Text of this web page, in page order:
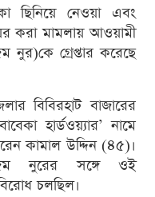
ছিনিয়ে নেওয়া এবং
করা মামলায় আওয়ামী
গ্রেপ্তার করেছে
বিবিরহাট বাজারের
হার্ডওয়্যার’ নামে
কামাল উদ্দিন (৪৫)।
নুরের সঙ্গে ওই
চলছিল।